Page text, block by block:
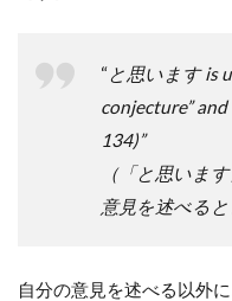
“と思います is
conjecture”
134)”
（「と思いま
意見を述べる
自分の意見を述べる以外